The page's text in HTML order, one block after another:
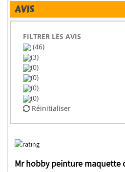
AVIS
FILTRER LES AVIS
(46)
(3)
(0)
(0)
(0)
(0)
Réinitialiser
Mr hobby peinture maquette